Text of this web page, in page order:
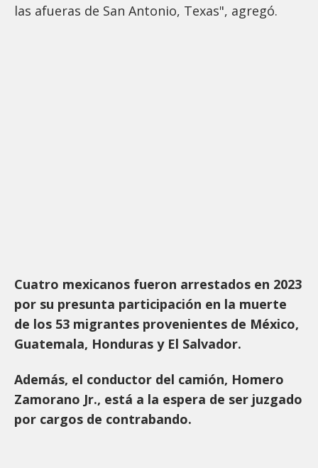
las afueras de San Antonio, Texas", agregó.
Cuatro mexicanos fueron arrestados en 2023
por su presunta participación en la muerte
de los 53 migrantes provenientes de México,
Guatemala, Honduras y El Salvador.
Además, el conductor del camión, Homero
Zamorano Jr., está a la espera de ser juzgado
por cargos de contrabando.